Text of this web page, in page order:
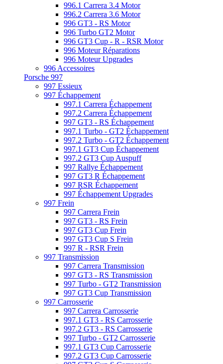
996.1 Carrera 3.4 Motor
996.2 Carrera 3.6 Motor
996 GT3 - RS Motor
996 Turbo GT2 Motor
996 GT3 Cup - R - RSR Motor
996 Moteur Réparations
996 Moteur Upgrades
996 Accessoires
Porsche 997
997 Essieux
997 Échappement
997.1 Carrera Échappement
997.2 Carrera Échappement
997 GT3 - RS Échappement
997.1 Turbo - GT2 Échappement
997.2 Turbo - GT2 Échappement
997.1 GT3 Cup Échappement
997.2 GT3 Cup Auspuff
997 Rallye Échappement
997 GT3 R Échappement
997 RSR Échappement
997 Échappement Upgrades
997 Frein
997 Carrera Frein
997 GT3 - RS Frein
997 GT3 Cup Frein
997 GT3 Cup S Frein
997 R - RSR Frein
997 Transmission
997 Carrera Transmission
997 GT3 - RS Transmission
997 Turbo - GT2 Transmission
997 GT3 Cup Transmission
997 Carrosserie
997 Carrera Carrosserie
997.1 GT3 - RS Carrosserie
997.2 GT3 - RS Carrosserie
997 Turbo - GT2 Carrosserie
997.1 GT3 Cup Carrosserie
997.2 GT3 Cup Carrosserie